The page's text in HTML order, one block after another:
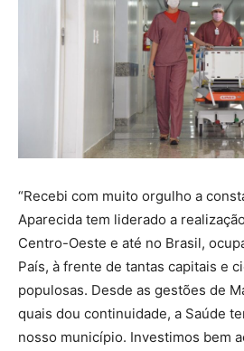
“Recebi com muito orgulho a
Aparecida tem liderado a
Centro-Oeste e até no Brasil,
País, à frente de tantas capitais e
populosas. Desde as gestões de
quais dou continuidade, a Saúde
nosso município. Investimos bem